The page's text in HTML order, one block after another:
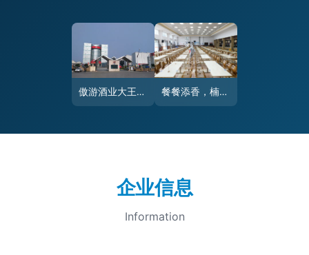
傲游酒业大王花园工厂 楠傲背后的匠心之旅 餐餐添香，楠傲承包——佛山三水工厂员工食堂的食材鲜味与品质承诺
企业信息
Information